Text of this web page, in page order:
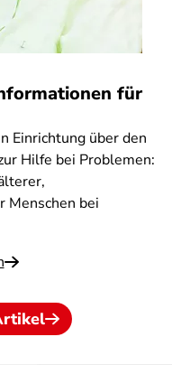
für
Einrichtung über den
Hilfe bei Problemen:
Menschen bei